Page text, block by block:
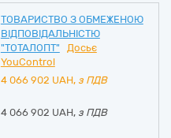
ТОВАРИСТВО З ОБМЕЖЕНОЮ
ВІДПОВІДАЛЬНІСТЮ
"ТОТАЛОПТ"
Досьє
YouControl
4 066 902 UAH, з ПДВ
4 066 902 UAH, з ПДВ